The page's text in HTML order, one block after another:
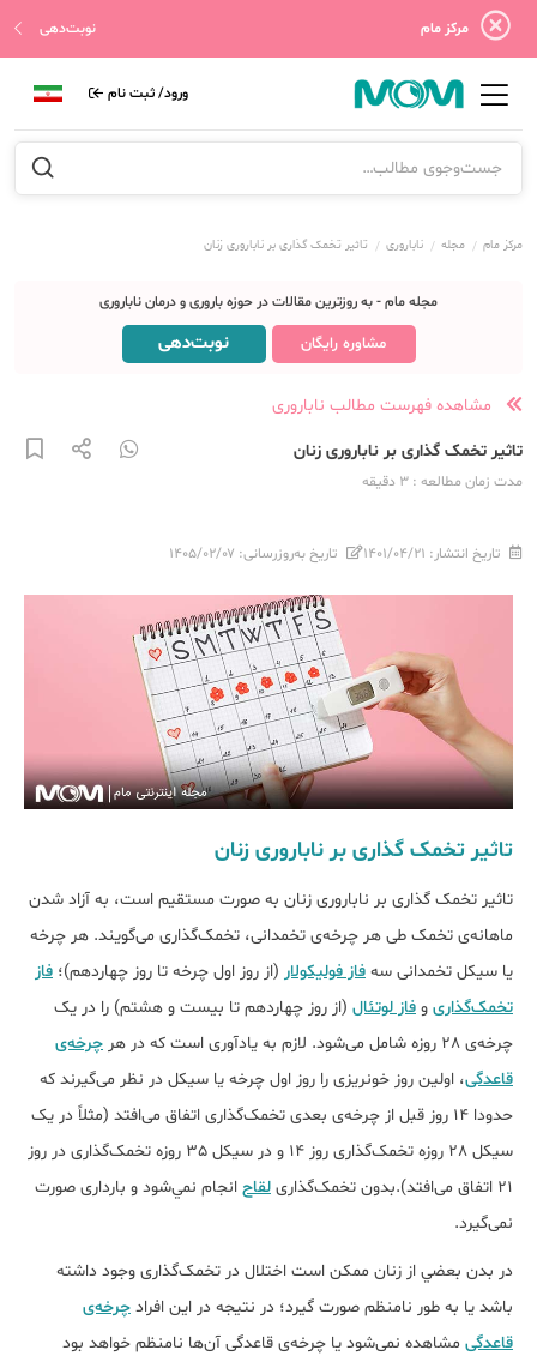
مرکز مام نوبت‌دهی
ورود/ ثبت نام
مرکز مام مجله ناباروری تاثیر تخمک گذاری بر ناباروری زنان
مجله مام - به روزترین مقالات در حوزه باروری و درمان ناباروری
مشاوره رایگان نوبت‌دهی
مشاهده فهرست مطالب ناباروری
تاثیر تخمک گذاری بر ناباروری زنان
مدت زمان مطالعه : 3 دقیقه
تاریخ انتشار: ۱۴۰۱/۰۴/۲۱ تاریخ به‌روزرسانی: ۱۴۰۵/۰۲/۰۷
تاثیر تخمک گذاری بر ناباروری زنان
تاثیر تخمک گذاری بر ناباروری زنان به صورت مستقیم است، ​به آزاد شدن
ماهانه‌ی تخمک طی هر چرخه‌ی تخمدانی، تخمک‌گذاری می­‌گویند. هر چرخه
یا سیکل تخمدانی سه فاز فولیکولار (از روز اول چرخه تا روز چهاردهم)؛ فاز
تخمک‌گذاری و فاز لوتئال (از روز چهاردهم تا بیست و هشتم) را در یک
چرخه‌ی 28 روزه شامل می‌شود. لازم به یادآوری است که در هر
چرخه‌ی
قاعدگی، اولین روز خونریزی را روز اول چرخه یا سیکل در نظر می­‌گیرند که
حدودا 14 روز قبل از چرخه‌ی بعدی تخمک‌گذاری اتفاق می‌افتد (مثلاً در یک
سیکل 28 روزه تخمک‌گذاری روز 14 و در سیکل 35 روزه تخمک‌گذاری در روز
21 اتفاق می‌افتد).بدون تخمک‌گذاری
لقاح انجام نمي‌­شود و بارداری صورت
نمی‌گیرد.
در بدن بعضي از زنان ممكن است اختلال در تخمک‌گذاری وجود داشته
باشد يا به طور نامنظم صورت گیرد؛ در نتیجه در این افراد چرخه‌ی
قاعدگی مشاهده نمی‌­شود يا چرخه‌ی قاعدگی آن‌­ها نامنظم خواهد بود